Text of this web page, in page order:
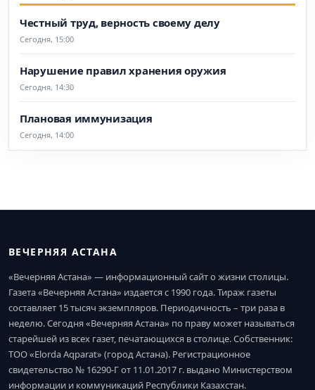
Честный труд, верность своему делу
Сегодня, 15:00
Нарушение правил хранения оружия
Сегодня, 14:30
Плановая иммунизация
Сегодня, 14:00
ВЕЧЕРНЯЯ АСТАНА
«Вечерняя Астана» — информационный сайт о жизни столицы.
Газета «Вечерняя Астана» издается с 1990 года. Тираж газеты
составляет 15 тысяч экземпляров. Периодичность – три раза в
неделю. Сегодня «Вечерняя Астана» по праву может называться
старейшей из всех газет, печатающихся в столице. Собственник:
ТОО «Elorda Aqparat» (город Астана). Регистрационное
свидетельство № 16290-Г от 11.01.2017 г. выдано Министерством
информации и коммуникаций Республики Казахстан.